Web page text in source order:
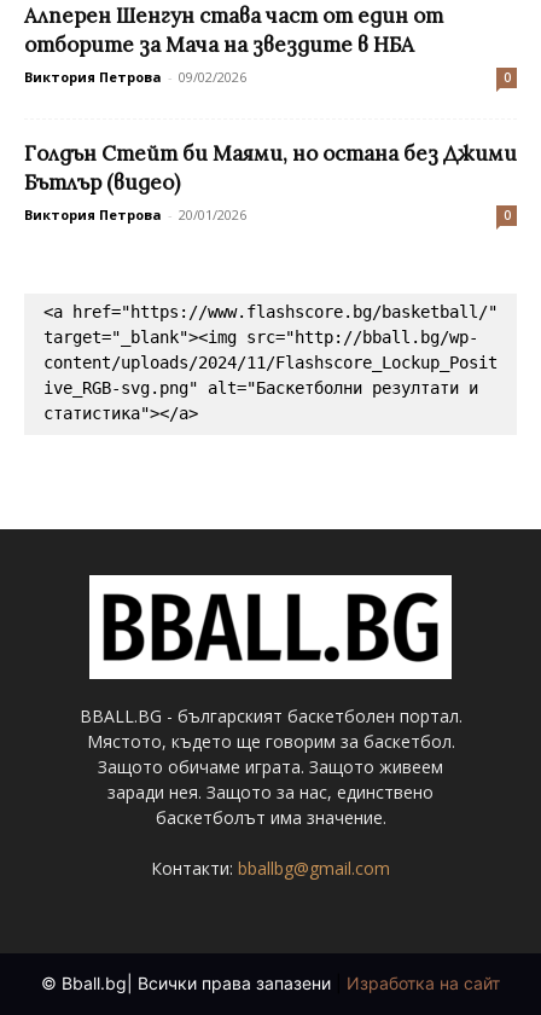
Алперен Шенгун става част от един от
отборите за Мача на звездите в НБА
Виктория Петрова - 09/02/2026 0
Голдън Стейт би Маями, но остана без Джими
Бътлър (видео)
Виктория Петрова - 20/01/2026 0
<a href="https://www.flashscore.bg/basketball/"
target="_blank"><img src="http://bball.bg/wp-
content/uploads/2024/11/Flashscore_Lockup_Posit
ive_RGB-svg.png" alt="Баскетболни резултати и
статистика"></a>
BBALL.BG - българският баскетболен портал.
Мястото, където ще говорим за баскетбол.
Защото обичаме играта. Защото живеем
заради нея. Защото за нас, единствено
баскетболът има значение.
Контакти: bballbg@gmail.com
© Bball.bg| Всички права запазени Изработка на сайт